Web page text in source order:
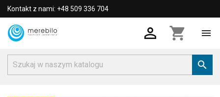
Kontakt z nami: +48 509 336 704
 shopping_cart 
